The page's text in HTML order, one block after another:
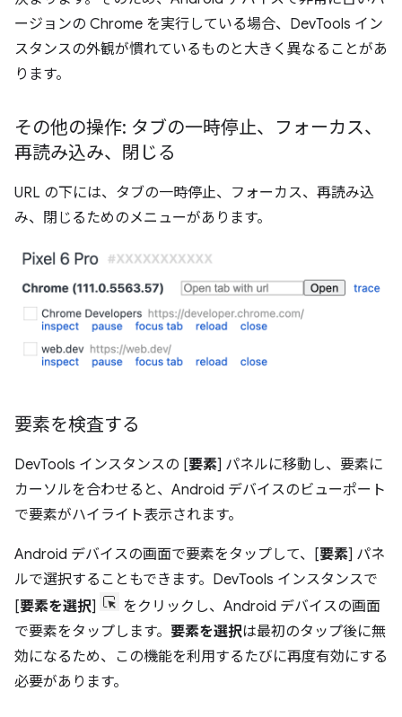
ージョンの Chrome を実行している場合、DevTools イン
スタンスの外観が慣れているものと大きく異なることがあ
ります。
その他の操作: タブの一時停止、フォーカス、
再読み込み、閉じる
URL の下には、タブの一時停止、フォーカス、再読み込
み、閉じるためのメニューがあります。
要素を検査する
DevTools インスタンスの [要素] パネルに移動し、要素に
カーソルを合わせると、Android デバイスのビューポート
で要素がハイライト表示されます。
Android デバイスの画面で要素をタップして、[要素] パネ
ルで選択することもできます。DevTools インスタンスで
[要素を選択]
をクリックし、Android デバイスの画面
で要素をタップします。 要素を選択は最初のタップ後に無
効になるため、この機能を利用するたびに再度有効にする
必要があります。